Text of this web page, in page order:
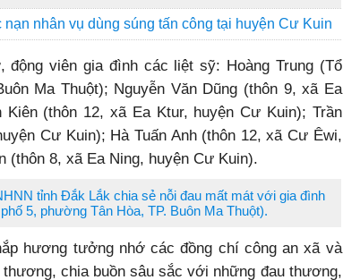
nhân vụ dùng súng tấn công tại huyện Cư Kuin
động viên gia đình các liệt sỹ: Hoàng Trung (Tổ
Ma Thuột); Nguyễn Văn Dũng (thôn 9, xã Ea
Kiên (thôn 12, xã Ea Ktur, huyện Cư Kuin); Trần
Cư Kuin); Hà Tuấn Anh (thôn 12, xã Cư Êwi,
(thôn 8, xã Ea Ning, huyện Cư Kuin).
tỉnh Đắk Lắk chia sẻ nỗi đau mất mát với gia đình
5, phường Tân Hòa, TP. Buôn Ma Thuột).
hương tưởng nhớ các đồng chí công an xã và
chia buồn sâu sắc với những đau thương,